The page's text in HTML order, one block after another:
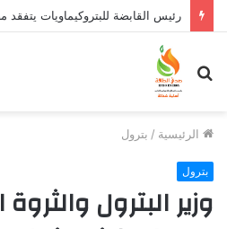
بحث
عن
الرئيسية / بترول
بترول
وزير البترول